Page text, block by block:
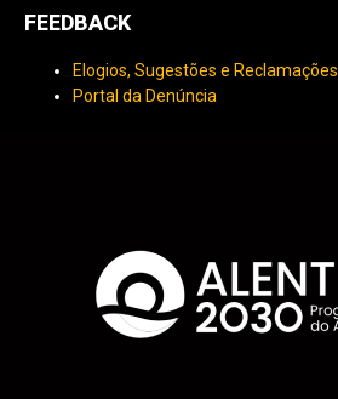
FEEDBACK
Elogios, Sugestões e Reclamações
Portal da Denúncia